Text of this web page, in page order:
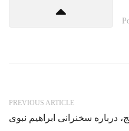
PREVIOUS ARTICLE
درباره سخنرانی ابراهیم نبوی